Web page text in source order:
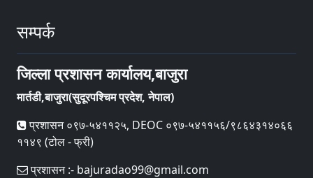
सम्पर्क
जिल्ला प्रशासन कार्यालय,बाजुरा
मार्तडी,बाजुरा(सुदूरपश्चिम प्रदेश, नेपाल)
प्रशासन ०९७-५४११२५, DEOC ०९७-५४११५६/९८६४३१४०६६
११४९ (टोल - फ्री)
प्रशासन :- bajuradao99@gmail.com